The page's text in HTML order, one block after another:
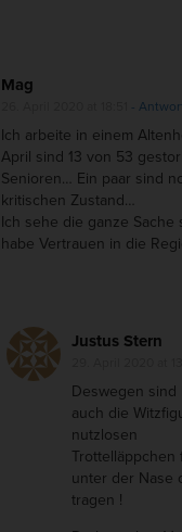
Mag
-
Ich arbeite in einem
April sind 13 von 53
Senioren… Ein paar sind
kritischen Zustand…
Ich sehe die ganze
habe Vertrauen in die
Justus Stern
Deswegen sind
auch die
nutzlosen
Trottelläppchen
unter der Nase
tragen !